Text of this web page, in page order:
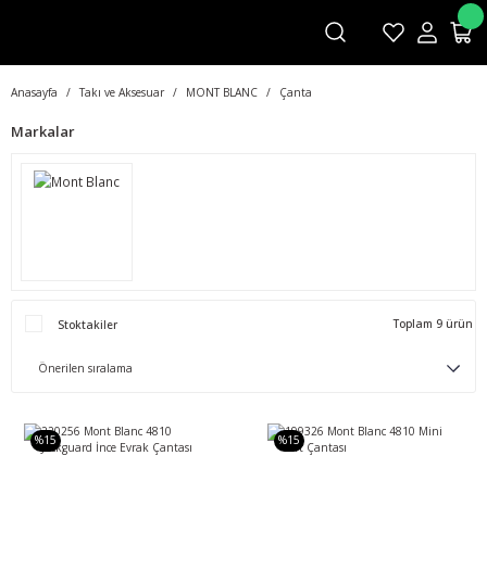
Anasayfa Takı ve Aksesuar MONT BLANC Çanta
Markalar
Stoktakiler Toplam 9 ürün
%15 %15